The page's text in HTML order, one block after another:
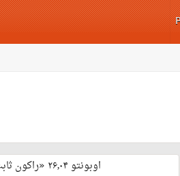
اوبونتو ۲۶٫۰۴ «راکون ثابت‌قدم» با پشتیبانی بلند مدّت منتشر شد 🎊